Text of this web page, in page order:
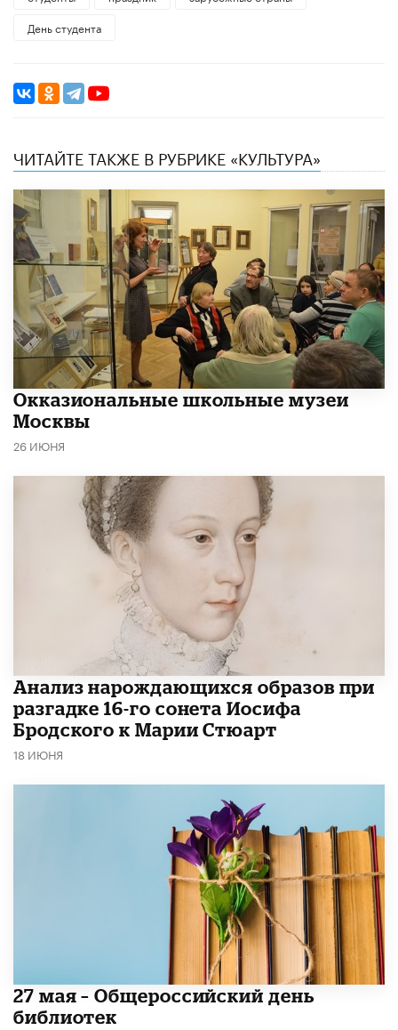
День студента
ЧИТАЙТЕ ТАКЖЕ В РУБРИКЕ «КУЛЬТУРА»
​Окказиональные школьные музеи
Москвы
26 ИЮНЯ
Анализ нарождающихся образов при
разгадке 16-го сонета Иосифа
Бродского к Марии Стюарт
18 ИЮНЯ
​27 мая – Общероссийский день
библиотек